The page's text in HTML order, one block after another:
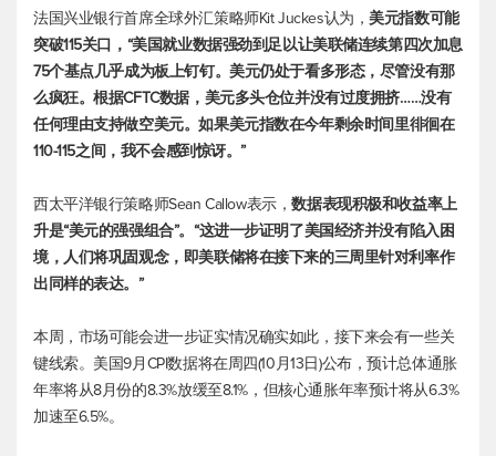
法国兴业银行首席全球外汇策略师Kit Juckes认为，美元指数可能
突破115关口，“美国就业数据强劲到足以让美联储连续第四次加息
75个基点几乎成为板上钉钉。美元仍处于看多形态，尽管没有那
么疯狂。根据CFTC数据，美元多头仓位并没有过度拥挤……没有
任何理由支持做空美元。如果美元指数在今年剩余时间里徘徊在
110-115之间，我不会感到惊讶。”
西太平洋银行策略师Sean Callow表示，数据表现积极和收益率上
升是“美元的强强组合”。“这进一步证明了美国经济并没有陷入困
境，人们将巩固观念，即美联储将在接下来的三周里针对利率作
出同样的表达。”
本周，市场可能会进一步证实情况确实如此，接下来会有一些关
键线索。美国9月CPI数据将在周四(10月13日)公布，预计总体通胀
年率将从8月份的8.3%放缓至8.1%，但核心通胀年率预计将从6.3%
加速至6.5%。